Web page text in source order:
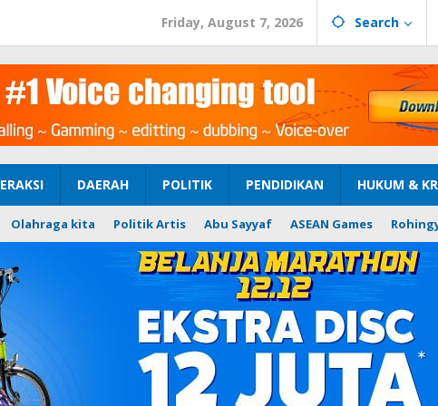
Friday, August 7, 2026 Search
DAERAH POLITIK PENDIDIKAN HUKUM &
Olahraga kita Politik Artis Abu Sayyaf ASEAN Games